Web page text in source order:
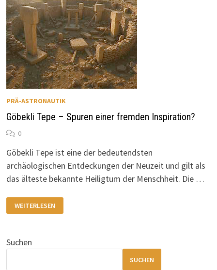
PRÄ-ASTRONAUTIK
Göbekli Tepe – Spuren einer fremden Inspiration?
0
Göbekli Tepe ist eine der bedeutendsten
archäologischen Entdeckungen der Neuzeit und gilt als
das älteste bekannte Heiligtum der Menschheit. Die …
TEPE
–
INSPIRATION?
WEITERLESEN
Suchen
SUCHEN